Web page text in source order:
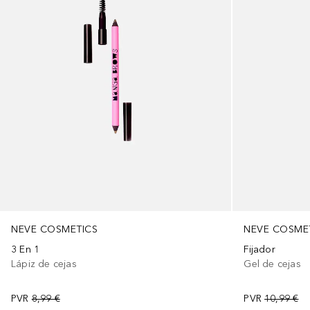
NEVE COSMETICS
3 En 1
Lápiz de cejas
PVR 8,99 €
NEVE
Fijador
Gel de cejas
PVR 10,99 €